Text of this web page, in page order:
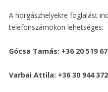
A horgászhelyekre foglalást
telefonszámokon lehetséges:
Gócsa Tamás: +36 20 519
Varbai Attila: +36 30 944